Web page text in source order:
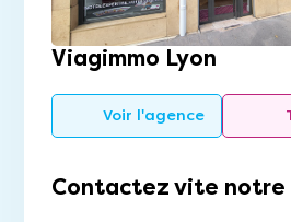
Viagimmo Lyon
Voir l'agence
Contactez vite notre